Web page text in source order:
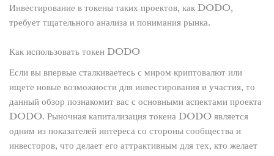
Инвестирование в токены таких проектов, как DODO,
требует тщательного анализа и понимания рынка.
Как использовать токен DODO
Если вы впервые сталкиваетесь с миром криптовалют или
ищете новые возможности для инвестирования и участия, то
данный обзор познакомит вас с основными аспектами проекта
DODO. Рыночная капитализация токена DODO является
одним из показателей интереса со стороны сообщества и
инвесторов, что делает его аттрактивным для тех, кто желает